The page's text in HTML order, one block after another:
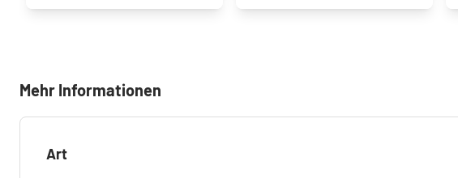
Mehr Informationen
Art